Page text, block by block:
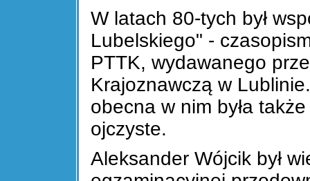
W latach 80-tych był
Lubelskiego" -
PTTK, wydawanego
Krajoznawczą w
obecna w nim była
ojczyste.
Aleksander Wójcik był